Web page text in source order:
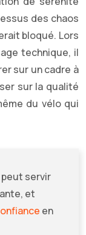
des chaos
bloqué. Lors
technique, il
sur un cadre à
sur la qualité
du vélo qui
servir
et
en